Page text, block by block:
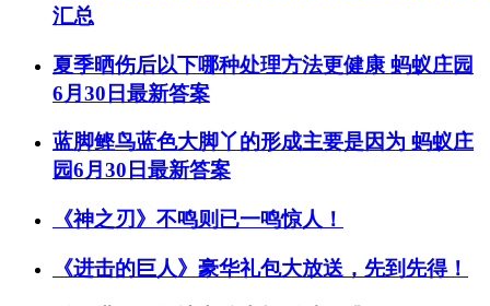
汇总
夏季晒伤后以下哪种处理方法更健康 蚂蚁庄园
6月30日最新答案
蓝脚鲣鸟蓝色大脚丫的形成主要是因为 蚂蚁庄
园6月30日最新答案
《神之刃》不鸣则已一鸣惊人！
《进击的巨人》豪华礼包大放送，先到先得！